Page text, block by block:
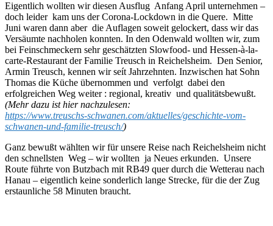
Eigentlich wollten wir diesen Ausflug Anfang April unternehmen –
doch leider kam uns der Corona-Lockdown in die Quere. Mitte
Juni waren dann aber die Auflagen soweit gelockert, dass wir das
Versäumte nachholen konnten. In den Odenwald wollten wir, zum
bei Feinschmeckern sehr geschätzten Slowfood- und Hessen-à-la-
carte-Restaurant der Familie Treusch in Reichelsheim. Den Senior,
Armin Treusch, kennen wir seít Jahrzehnten. Inzwischen hat Sohn
Thomas die Küche übernommen und verfolgt dabei den
erfolgreichen Weg weiter : regional, kreativ und qualitätsbewußt.
(Mehr dazu ist hier nachzulesen:
https://www.treuschs-schwanen.com/aktuelles/geschichte-vom-
schwanen-und-familie-treusch/)
Ganz bewußt wählten wir für unsere Reise nach Reichelsheim nicht
den schnellsten Weg – wir wollten ja Neues erkunden. Unsere
Route führte von Butzbach mit RB49 quer durch die Wetterau nach
Hanau – eigentlich keine sonderlich lange Strecke, für die der Zug
erstaunliche 58 Minuten braucht.